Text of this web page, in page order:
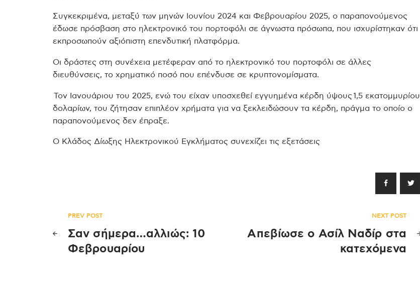
Συγκεκριμένα, μεταξύ των μηνών Ιουνίου 2024 και Φεβρουαρίου 2025, ο παραπονούμενος
έδωσε πρόσβαση στο ηλεκτρονικό του πορτοφόλι σε άγνωστα πρόσωπα, που ισχυρίστηκαν ότι
εκπροσωπούν αξιόπιστη επενδυτική πλατφόρμα.
Οι δράστες στη συνέχεια μετέφεραν από το ηλεκτρονικό του πορτοφόλι σε άλλες
διευθύνσεις, το χρηματικό ποσό που επένδυσε σε κρυπτονομίσματα.
Τον Ιανουάριου του 2025, ενώ του είχαν υποσχεθεί εγγυημένα κέρδη ύψους 1,5 εκατομμυρίου
δολαρίων, του ζήτησαν επιπλέον χρήματα για να ξεκλειδώσουν τα κέρδη, πράγμα το οποίο ο
παραπονούμενος δεν έπραξε.
Ο Κλάδος Δίωξης Ηλεκτρονικού Εγκλήματος συνεχίζει τις εξετάσεις
Πλοήγηση
άρθρων
PREV POST
Σαν σήμερα…αλλιώς: 10
Φεβρουαρίου
NEXT POST
Απεβίωσε ο Ασίλ Ναδίρ στα
κατεχόμενα